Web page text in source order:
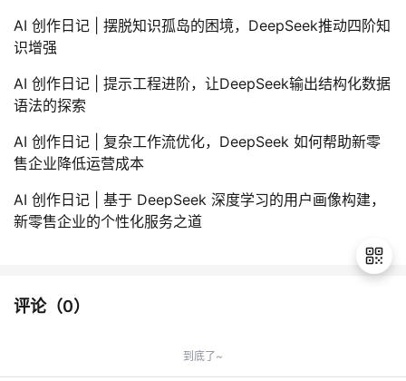
AI 创作日记 | 摆脱知识孤岛的困境，DeepSeek推动四阶知
识增强
AI 创作日记 | 提示工程进阶，让DeepSeek输出结构化数据
语法的探索
AI 创作日记 | 复杂工作流优化，DeepSeek 如何帮助新零
售企业降低运营成本
AI 创作日记 | 基于 DeepSeek 深度学习的用户画像构建，
新零售企业的个性化服务之道
评论（0）
到底了~